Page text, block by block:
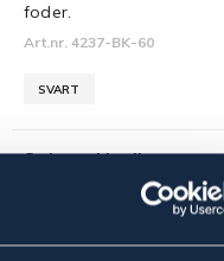
foder.
Art.nr. 4237-BK-60
SVART
Se lager i butik